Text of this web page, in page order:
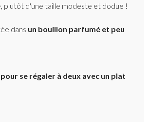
plutôt d'une taille modeste et dodue !
dans un bouillon parfumé et peu
pour se régaler à deux avec un plat